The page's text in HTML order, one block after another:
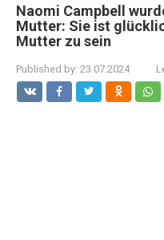
Naomi Campbell
Mutter: Sie ist
Mutter zu sein
Published by: 23.07.2024